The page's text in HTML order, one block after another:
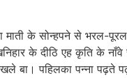
सोन्हपने से भरल-पूरल
के दीठि एह कृति के
बा। पहिलका पन्ना पढ़ते